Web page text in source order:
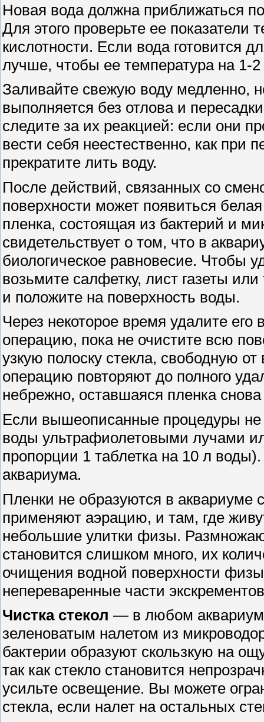
Новая вода должна приближаться
Для этого проверьте ее
кислотности. Если вода готовится
лучше, чтобы ее температура на
Заливайте свежую воду медленно,
выполняется без отлова и
следите за их реакцией: если они
вести себя неестественно, как при
прекратите лить воду.
После действий, связанных со
поверхности может появиться
пленка, состоящая из бактерий и
свидетельствует о том, что в
биологическое равновесие. Чтобы
возьмите салфетку, лист газеты
и положите на поверхность воды.
Через некоторое время удалите
операцию, пока не очистите всю
узкую полоску стекла, свободную
операцию повторяют до полного
небрежно, оставшаяся пленка
Если вышеописанные процедуры не
воды ультрафиолетовыми лучами
пропорции 1 таблетка на 10 л
аквариума.
Пленки не образуются в аквариуме
применяют аэрацию, и там, где
небольшие улитки физы.
становится слишком много, их
очищения водной поверхности
непереваренные части
Чистка стекол — в любом
зеленоватым налетом из
бактерии образуют скользкую на
так как стекло становится
усильте освещение. Вы можете
стекла, если налет на остальных